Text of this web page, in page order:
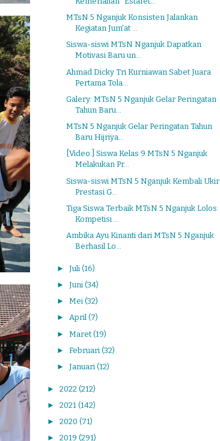
MTsN 5 Nganjuk Konsisten Jalankan
Kegiatan Jum'at ...
Siswa-siswi MTsN Nganjuk Dapatkan
Motivasi Baru un...
Ahmad Dicky Tri Kurniawan Sabet Juara
Pertama Tola...
Galery: MTsN 5 Nganjuk Gelar Peringatan
Tahun Baru...
MTsN 5 Nganjuk Gelar Peringatan Tahun
Baru Hijriya...
[Video:] Siswa Kelas 9 MTsN 5 Nganjuk
Melakukan Pr...
Siswa-siswi MTsN 5 Nganjuk Kembali Ukir
Prestasi G...
Tiga Siswa Terbaik MTsN 5 Nganjuk Lolos
Kompetisi ...
Ambika Ayu Kinanti dari MTsN 5 Nganjuk
Berhasil Lo...
► Juli (16)
► Juni (34)
► Mei (32)
► April (7)
► Maret (19)
► Februari (32)
► Januari (12)
► 2022 (212)
► 2021 (142)
► 2020 (71)
► 2019 (291)